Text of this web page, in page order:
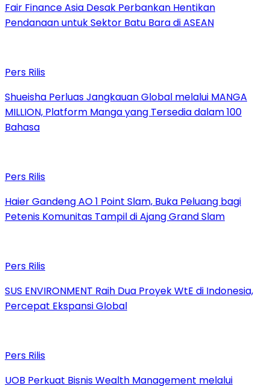
Fair Finance Asia Desak Perbankan Hentikan
Pendanaan untuk Sektor Batu Bara di ASEAN
Pers Rilis
Shueisha Perluas Jangkauan Global melalui MANGA
MILLION, Platform Manga yang Tersedia dalam 100
Bahasa
Pers Rilis
Haier Gandeng AO 1 Point Slam, Buka Peluang bagi
Petenis Komunitas Tampil di Ajang Grand Slam
Pers Rilis
SUS ENVIRONMENT Raih Dua Proyek WtE di Indonesia,
Percepat Ekspansi Global
Pers Rilis
UOB Perkuat Bisnis Wealth Management melalui